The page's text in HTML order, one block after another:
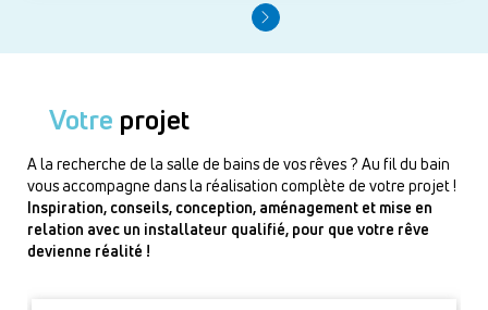
Votre projet
A la recherche de la salle de bains de vos rêves ? Au fil du bain
vous accompagne dans la réalisation complète de votre projet !
Inspiration, conseils, conception, aménagement et mise en
relation avec un installateur qualifié, pour que votre rêve
devienne réalité !